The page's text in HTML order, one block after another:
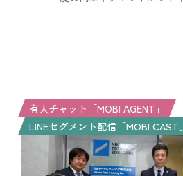
有人チャット「MOBI AGENT」
LINEセグメント配信「MOBI CAST」